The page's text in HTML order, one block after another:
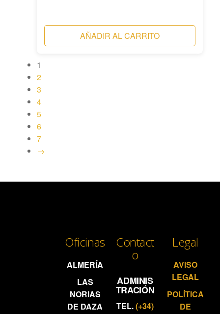
AÑADIR AL CARRITO
1
2
3
4
5
6
7
→
Oficinas
ALMERÍA
LAS
NORIAS
DE DAZA
Contact
o
ADMINIS
TRACIÓN
TEL.(+34)
Legal
AVISO
LEGAL
POLÍTICA
DE